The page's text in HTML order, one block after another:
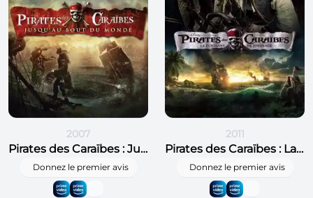
2007
Pirates des Caraïbes : Jusqu'au bout du monde
Donnez le premier avis
2011
Pirates des Caraïbes : La Fontaine de jouvence
Donnez le premier avis